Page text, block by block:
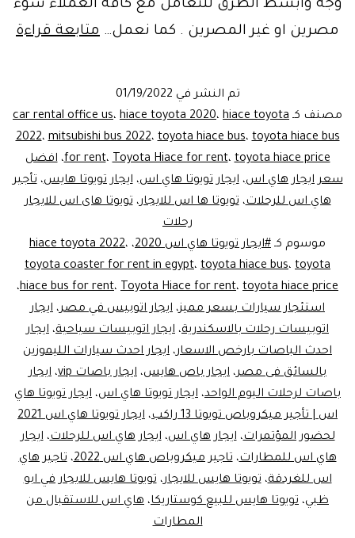
وجه وابسط الطرق للتعامل مع كافة العملاء سوء
مصرين او غير المصرين . كما نعمل… متابعة قراءة
تم النشر في 01/19/2022
مصنف كـ
car rental office us، hiace toyota 2020، hiace toyota
2022،mitsubishi bus 2022،toyota hiace bus،toyota hiace bus
for rent،Toyota Hiace for rent،toyota hiace price ،افضل
سعر ايجار هاي اس،ايجار تويوتا هاي اس،ايجار تويوتا هايس،تأجير
هاي اس للرحلات،تويوتا ها اس للايجار،تويوتا هاى اس للايجار
رحلات
موسوم كـ #ايجار تويوتا هاي اس 2020 ، hiace toyota 2022،
toyota coaster for rent in egypt، toyota hiace bus، toyota
hiace bus for rent، Toyota Hiace for rent، toyota hiace price
،
استئجار سيارات بسعر مميز، ايجار اتوبيس في مصر، ايجار
اتوبيسات رحلات بالاسكندرية، ايجار اتوبيسات سياحية، ايجار
احدث الباصات بارخص الاسعار، ايجار احدث سيارات الليموزين
بالسائق فى مصر، ايجار باص هايس، ايجار باصات vip ، ايجار
باصات لرحلات اليوم الواحد، ايجار تويوتا هاي اس، ايجار تويوتا هاي
اس | تأجير ميكروباص تويوتا 13 راكب
،
ايجار تويوتا هاي اس 2021
لحضور المؤتمرات،ايجار هاي اس،ايجار هاي اس للرحلات،ايجار
هاي اس للمطارات،تاجير ميكروباص هاي اس 2022 ،تاجير هاي
اس للغردقة،تويوتا هايس للايجار،تويوتا هايس للايجار في ابو
ظبي، تويوتا هايس للبيع كوستاريكا، هاي اس للاستقبال من
المطارات